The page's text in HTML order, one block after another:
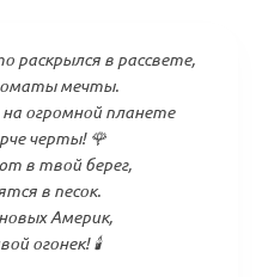
в рассвете,
мечты.
огромной планете
черты! 🌹
в твой берег,
в песок.
Америк,
огонек! 🕯️